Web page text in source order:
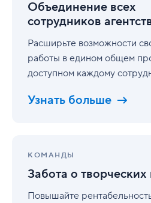
Объединение всех
сотрудников
Расширьте возможности
работы в едином общем
доступном каждому
Узнать больше
агентства
КОМАНДЫ
Забота о творческих
Повышайте
творческих
кадрах